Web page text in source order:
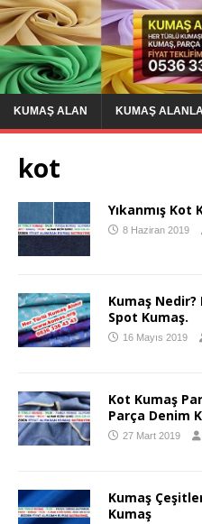
KUMAŞ ALAN KUMAŞ
kot
Yıkanmış Kot
8 Haziran 2019
Kumaş Nedir?
Spot Kumaş.
16 Mayıs 2019
Kot Kumaş
Parça Denim
27 Mart 2019
Kumaş
Kumaş